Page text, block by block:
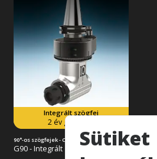
Integrált szögfej
2 év garancia!
Automatikus szerszámcserélésű
integrált szögfejek 90°,
moduláris elfordulásgátlóval és
pozícionáló csappal. A
főtengely és a behajtó kúp egy
tömör darabból készült, a
felületük edzett és köszörült, a
maximális merevség
érdekében. A fej a függőleges
tengely körül 360°-ban
elfordítható.
Tovább az akcióra
90°-os szögfejek - Classic Line
G90 - Integrált
Sütiket